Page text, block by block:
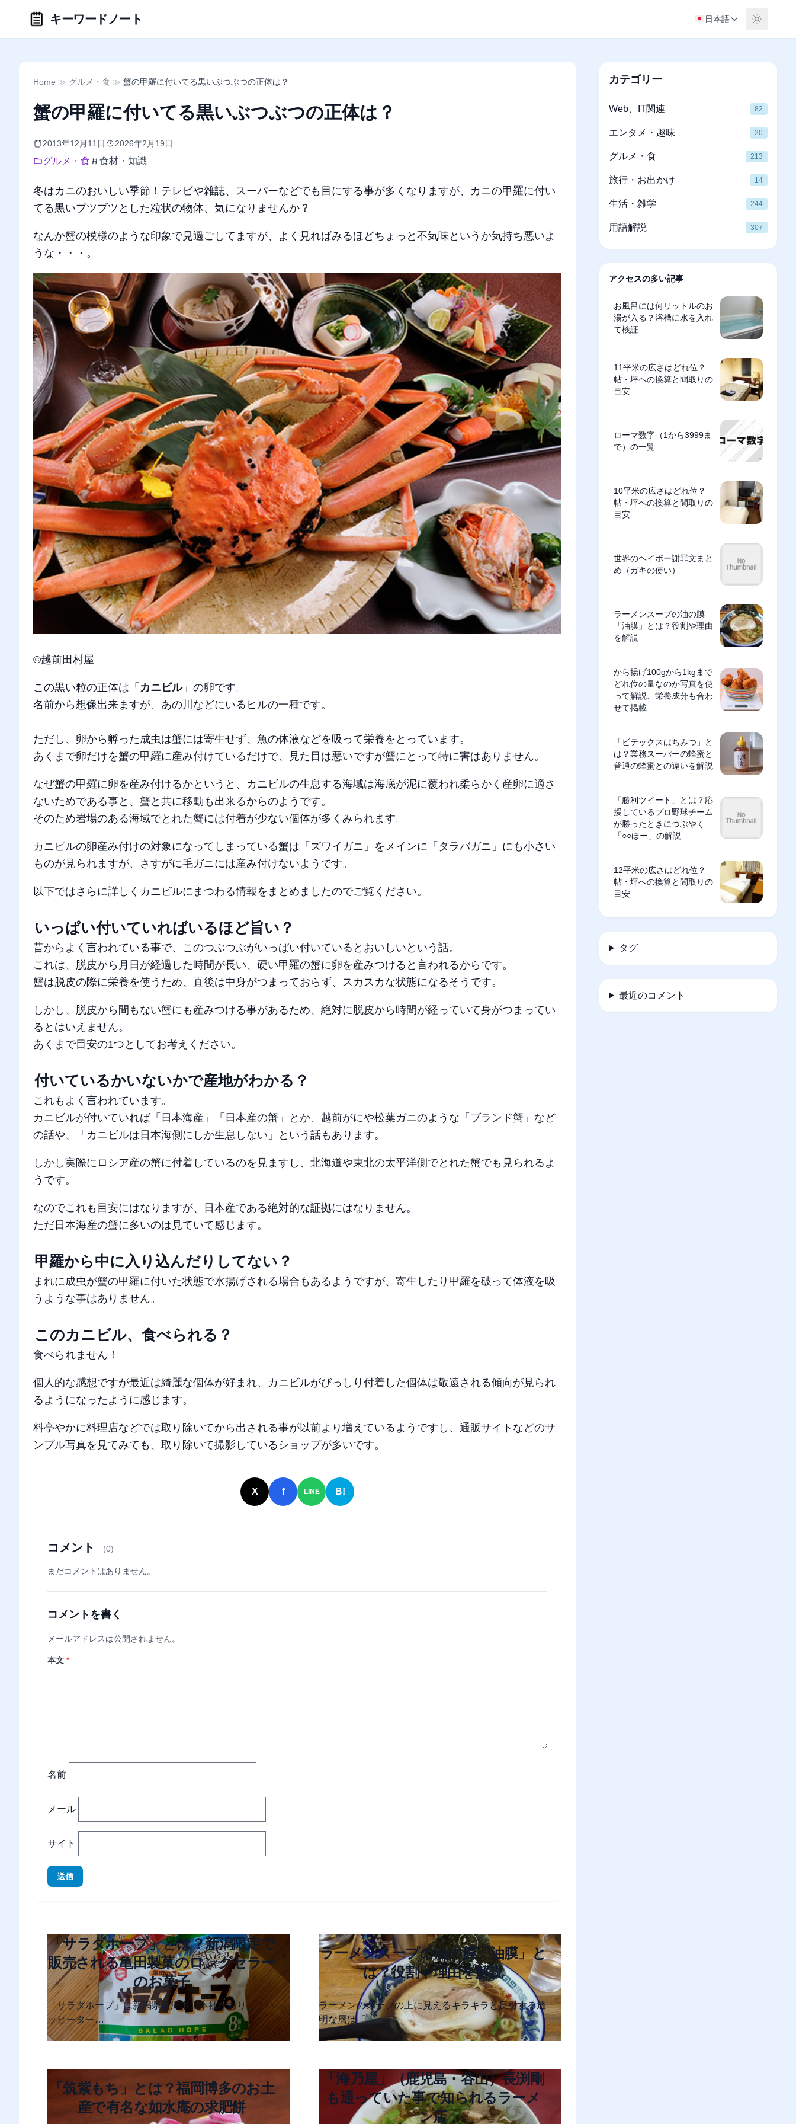
キーワードノート 日本語
Home ≫ グルメ・食 ≫ 蟹の甲羅に付いてる黒いぶつぶつの正体は？
蟹の甲羅に付いてる黒いぶつぶつの正体は？
2013年12月11日 2026年2月19日
グルメ・食 食材・知識
冬はカニのおいしい季節！テレビや雑誌、スーパーなどでも目にする事が多くなりますが、カニの甲羅に付い
てる黒いブツブツとした粒状の物体、気になりませんか？
なんか蟹の模様のような印象で見過ごしてますが、よく見ればみるほどちょっと不気味というか気持ち悪いよ
うな・・・。
©越前田村屋
この黒い粒の正体は「 カニビル」の卵です。
名前から想像出来ますが、あの川などにいるヒルの一種です。
ただし、卵から孵った成虫は蟹には寄生せず、魚の体液などを吸って栄養をとっています。
あくまで卵だけを蟹の甲羅に産み付けているだけで、見た目は悪いですが蟹にとって特に害はありません。
なぜ蟹の甲羅に卵を産み付けるかというと、カニビルの生息する海域は海底が泥に覆われ柔らかく産卵に適さ
ないためである事と、蟹と共に移動も出来るからのようです。
そのため岩場のある海域でとれた蟹には付着が少ない個体が多くみられます。
カニビルの卵産み付けの対象になってしまっている蟹は「ズワイガニ」をメインに「タラバガニ」にも小さい
ものが見られますが、さすがに毛ガニには産み付けないようです。
以下ではさらに詳しくカニビルにまつわる情報をまとめましたのでご覧ください。
いっぱい付いていればいるほど旨い？
昔からよく言われている事で、このつぶつぶがいっぱい付いているとおいしいという話。
これは、脱皮から月日が経過した時間が長い、硬い甲羅の蟹に卵を産みつけると言われるからです。
蟹は脱皮の際に栄養を使うため、直後は中身がつまっておらず、スカスカな状態になるそうです。
しかし、脱皮から間もない蟹にも産みつける事があるため、絶対に脱皮から時間が経っていて身がつまってい
るとはいえません。
あくまで目安の1つとしてお考えください。
付いているかいないかで産地がわかる？
これもよく言われています。
カニビルが付いていれば「日本海産」「日本産の蟹」とか、越前がにや松葉ガニのような「ブランド蟹」など
の話や、「カニビルは日本海側にしか生息しない」という話もあります。
しかし実際にロシア産の蟹に付着しているのを見ますし、北海道や東北の太平洋側でとれた蟹でも見られるよ
うです。
なのでこれも目安にはなりますが、日本産である絶対的な証拠にはなりません。
ただ日本海産の蟹に多いのは見ていて感じます。
甲羅から中に入り込んだりしてない？
まれに成虫が蟹の甲羅に付いた状態で水揚げされる場合もあるようですが、寄生したり甲羅を破って体液を吸
うような事はありません。
このカニビル、食べられる？
食べられません！
個人的な感想ですが最近は綺麗な個体が好まれ、カニビルがびっしり付着した個体は敬遠される傾向が見られ
るようになったように感じます。
料亭やかに料理店などでは取り除いてから出される事が以前より増えているようですし、通販サイトなどのサ
ンプル写真を見てみても、取り除いて撮影しているショップが多いです。
X f LINE B!
コメント (0)
まだコメントはありません。
コメントを書く
メールアドレスは公開されません。
本文 *
名前
メール
サイト
送信
「サラダホープ」とは？新潟限定で
販売される亀田製菓のロングセラー
のお菓子
「サラダホープ」は新潟県新潟市に本社があり、「ハ
ッピーター…
ラーメンスープの油の膜「油膜」と
は？役割や理由を解説
ラーメンのスープの上に見えるキラキラと反射する透
明な層は「…
「筑紫もち」とは？福岡博多のお土
産で有名な如水庵の求肥餅
「海乃屋」（鹿児島・谷山）長渕剛
も通っていた事で知られるラーメ
ン店
カテゴリー
Web、IT関連 82
エンタメ・趣味 20
グルメ・食 213
旅行・お出かけ 14
生活・雑学 244
用語解説 307
アクセスの多い記事
お風呂には何リットルのお
湯が入る？浴槽に水を入れ
て検証
11平米の広さはどれ位？
帖・坪への換算と間取りの
目安
ローマ数字（1から3999ま
で）の一覧
10平米の広さはどれ位？
帖・坪への換算と間取りの
目安
世界のヘイポー謝罪文まと
め（ガキの使い）
ラーメンスープの油の膜
「油膜」とは？役割や理由
を解説
から揚げ100gから1kgまで
どれ位の量なのか写真を使
って解説、栄養成分も合わ
せて掲載
「ビテックスはちみつ」と
は？業務スーパーの蜂蜜と
普通の蜂蜜との違いを解説
「勝利ツイート」とは？応
援しているプロ野球チーム
が勝ったときにつぶやく
「○○ほー」の解説
12平米の広さはどれ位？
帖・坪への換算と間取りの
目安
タグ
最近のコメント